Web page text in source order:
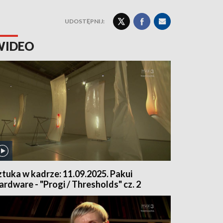
UDOSTĘPNIJ:
w kadrze: 11.09.2025. Pakui
- "Progi / Thresholds" cz. 2